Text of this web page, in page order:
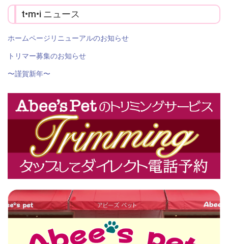
t•m•i ニュース
ホームページリニューアルのお知らせ
トリマー募集のお知らせ
〜謹賀新年〜